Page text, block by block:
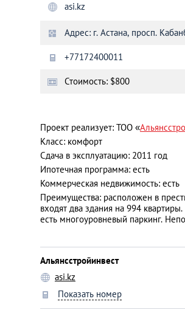
Санкт-Петербург
asi.kz
Адрес: г. Астана, просп.
+77172400011
Стоимость: $800
Проект реализует: ТОО «
Класс: комфорт
Сдача в эксплуатацию: 2011 год
Ипотечная программа: есть
Коммерческая недвижимость: есть
Преимущества: расположен в
входят два здания на 994
есть многоуровневый паркинг.
Альянсстройинвест
asi.kz
Показать номер